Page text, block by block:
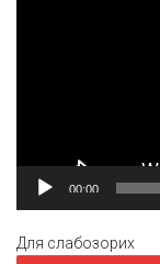
00:00
Для слабозорих